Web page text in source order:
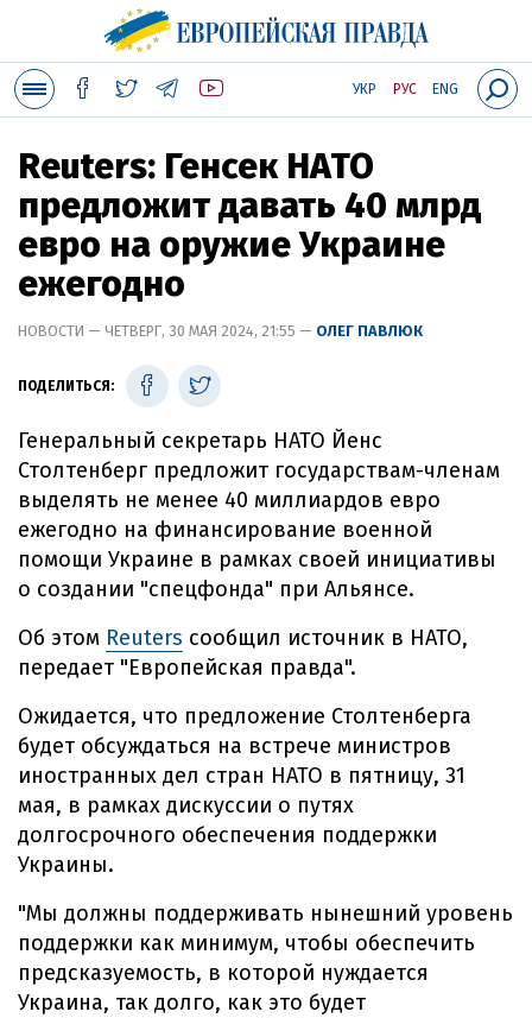
УКР РУС ENG
Reuters: Генсек НАТО
предложит давать 40 млрд
евро на оружие Украине
ежегодно
НОВОСТИ — ЧЕТВЕРГ, 30 МАЯ 2024, 21:55 — ОЛЕГ ПАВЛЮК
ПОДЕЛИТЬСЯ:
Генеральный секретарь НАТО Йенс
Столтенберг предложит государствам-членам
выделять не менее 40 миллиардов евро
ежегодно на финансирование военной
помощи Украине в рамках своей инициативы
о создании "спецфонда" при Альянсе.
Об этом Reuters сообщил источник в НАТО,
передает "Европейская правда".
Ожидается, что предложение Столтенберга
будет обсуждаться на встрече министров
иностранных дел стран НАТО в пятницу, 31
мая, в рамках дискуссии о путях
долгосрочного обеспечения поддержки
Украины.
"Мы должны поддерживать нынешний уровень
поддержки как минимум, чтобы обеспечить
предсказуемость, в которой нуждается
Украина, так долго, как это будет